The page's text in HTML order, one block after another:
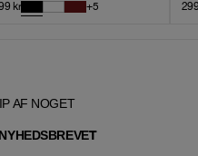
kr +5
AF NOGET
T